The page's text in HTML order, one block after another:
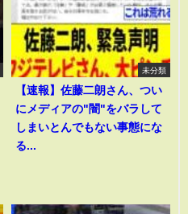
未分類
【速報】佐藤二朗さん、つい
にメディアの"闇"をバラして
しまいとんでもない事態にな
る...